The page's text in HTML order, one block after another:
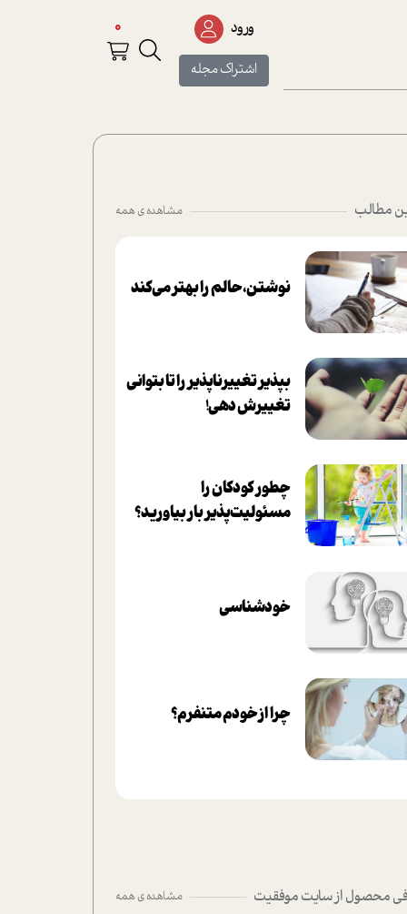
ورود
اشتراک مجله
0
مطالب مشاهده ی همه
نوشتن، حالم را بهتر می‌کند
بپذير تغييرناپذير را تا بتواني
تغييرش دهي!‏
چطور کودکان را
مسئولیت‌پذیر بار بیاورید؟
خودشناسی
چرا از خودم متنفرم؟
محصول از سایت موفقیت مشاهده ی همه